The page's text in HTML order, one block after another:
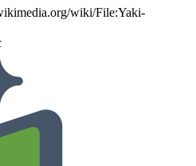
wiki/File:Yaki-